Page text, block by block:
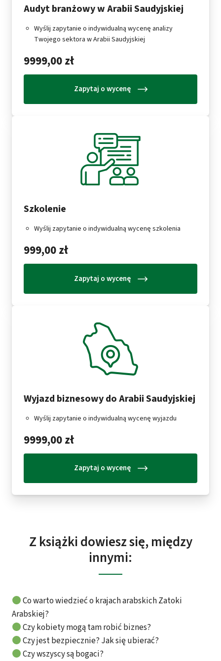
Audyt branżowy w Arabii Saudyjskiej
Wyślij zapytanie o indywidualną wycenę analizy
Twojego sektora w Arabii Saudyjskiej
9999,00 zł
Zapytaj o wycenę
Szkolenie
Wyślij zapytanie o indywidualną wycenę szkolenia
999,00 zł
Zapytaj o wycenę
Wyjazd biznesowy do Arabii Saudyjskiej
Wyślij zapytanie o indywidualną wycenę wyjazdu
9999,00 zł
Zapytaj o wycenę
Z książki dowiesz się, między
innymi:
Co warto wiedzieć o krajach arabskich Zatoki
Arabskiej?
Czy kobiety mogą tam robić biznes?
Czy jest bezpiecznie? Jak się ubierać?
Czy wszyscy są bogaci?